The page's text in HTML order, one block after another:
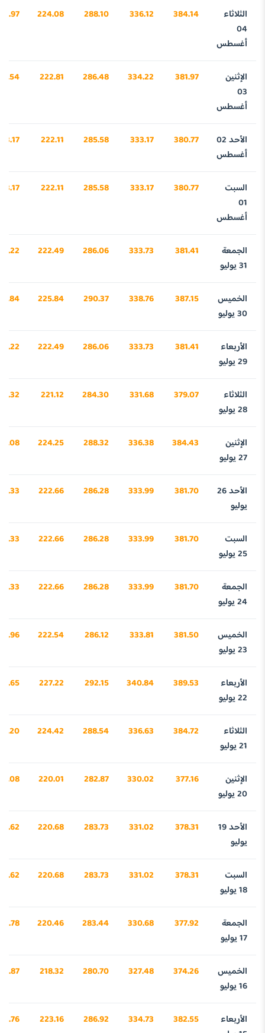
الثلاثاء
04
أغسطس
384.14
336.12
288.10
224.08
الإثنين
03
أغسطس
381.97
334.22
286.48
222.81
الأحد 02
أغسطس
380.77
333.17
285.58
222.11
السبت
01
أغسطس
380.77
333.17
285.58
222.11
الجمعة
31 يوليو
381.41
333.73
286.06
222.49
الخميس
30 يوليو
387.15
338.76
290.37
225.84
الأربعاء
29 يوليو
381.41
333.73
286.06
222.49
الثلاثاء
28 يوليو
379.07
331.68
284.30
221.12
الإثنين
27 يوليو
384.43
336.38
288.32
224.25
الأحد 26
يوليو
381.70
333.99
286.28
222.66
السبت
25 يوليو
381.70
333.99
286.28
222.66
الجمعة
24 يوليو
381.70
333.99
286.28
222.66
الخميس
23 يوليو
381.50
333.81
286.12
222.54
الأربعاء
22 يوليو
389.53
340.84
292.15
227.22
الثلاثاء
21 يوليو
384.72
336.63
288.54
224.42
الإثنين
20 يوليو
377.16
330.02
282.87
220.01
الأحد 19
يوليو
378.31
331.02
283.73
220.68
السبت
18 يوليو
378.31
331.02
283.73
220.68
الجمعة
17 يوليو
377.92
330.68
283.44
220.46
الخميس
16 يوليو
374.26
327.48
280.70
218.32
الأربعاء
382.55
334.73
286.92
223.16